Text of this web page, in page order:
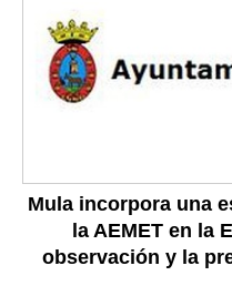
Mula incorpora una
la AEMET en la
observación y la